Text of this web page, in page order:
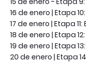
16 de enero | Etapa
17 de enero | Etapa
18 de enero | Etapa
19 de enero | Etapa
20 de enero | Etapa